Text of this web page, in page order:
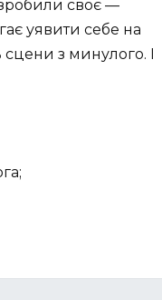
зробили своє —
уявити себе на
з минулого. І